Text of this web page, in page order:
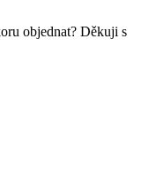
objednat? Děkuji s